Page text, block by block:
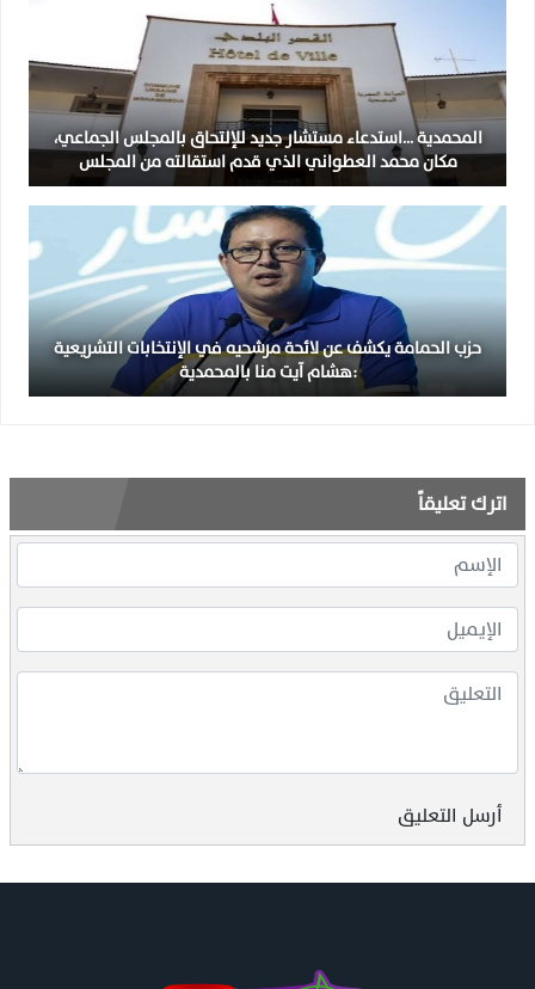
المحمدية …استدعاء مستشار جديد للإلتحاق بالمجلس الجماعي،
مكان محمد العطواني الذي قدم استقالته من المجلس
حزب الحمامة يكشف عن لائحة مرشحيه في الإنتخابات التشريعية
:هشام آيت منا بالمحمدية
اترك تعليقاً
أرسل التعليق